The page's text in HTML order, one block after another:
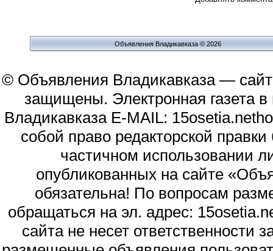
Объявления Владикавказа © 2026
© Объявления Владикавказа —
защищены. Электронная газета
Владикавказа E-MAIL:
собой право редакторской
частичном использовании
опубликованных на сайте
обязательна! По вопросам
обращаться на эл. адрес:
сайта не несет